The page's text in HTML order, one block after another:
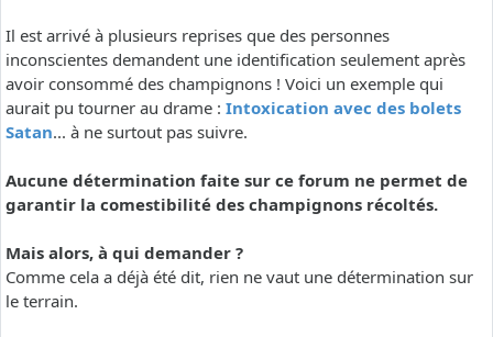
Il est arrivé à plusieurs reprises que des personnes
inconscientes demandent une identification seulement après
avoir consommé des champignons ! Voici un exemple qui
aurait pu tourner au drame : Intoxication avec des bolets
Satan... à ne surtout pas suivre.
Aucune détermination faite sur ce forum ne permet de
garantir la comestibilité des champignons récoltés.
Mais alors, à qui demander ?
Comme cela a déjà été dit, rien ne vaut une détermination sur
le terrain.